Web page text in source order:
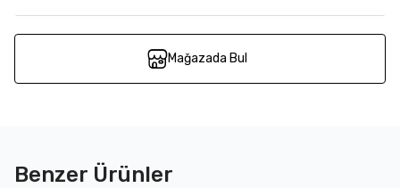
Mağazada Bul
Benzer Ürünler